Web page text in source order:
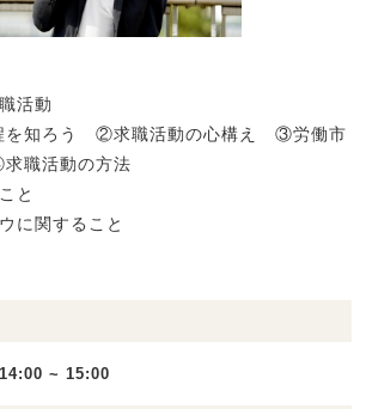
活動
を知ろう ②求職活動の心構え ③労働市
職活動の方法
と
に関すること
~ 15:00